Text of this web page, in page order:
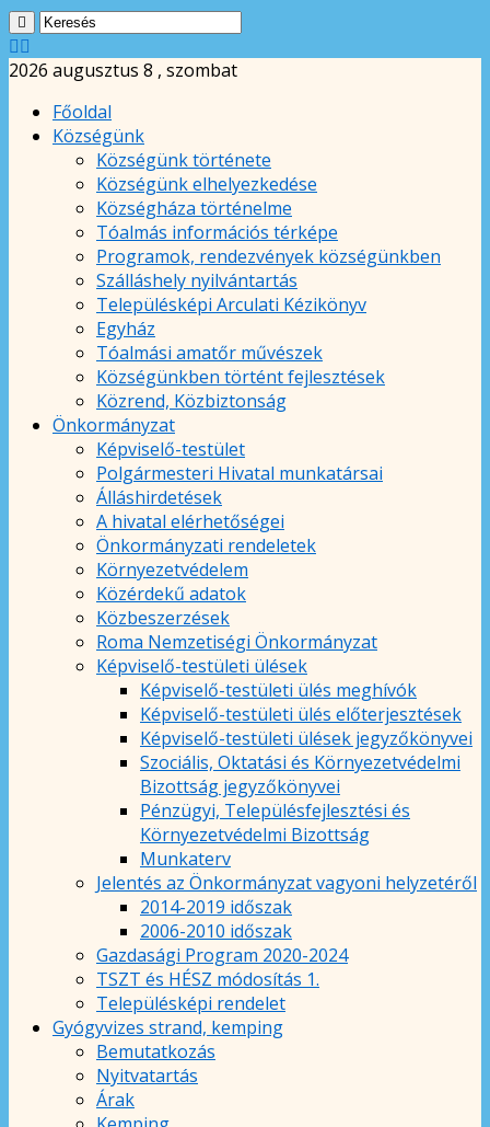
2026 augusztus 8 , szombat
Főoldal
Községünk
Községünk története
Községünk elhelyezkedése
Községháza történelme
Tóalmás információs térképe
Programok, rendezvények községünkben
Szálláshely nyilvántartás
Településképi Arculati Kézikönyv
Egyház
Tóalmási amatőr művészek
Községünkben történt fejlesztések
Közrend, Közbiztonság
Önkormányzat
Képviselő-testület
Polgármesteri Hivatal munkatársai
Álláshirdetések
A hivatal elérhetőségei
Önkormányzati rendeletek
Környezetvédelem
Közérdekű adatok
Közbeszerzések
Roma Nemzetiségi Önkormányzat
Képviselő-testületi ülések
Képviselő-testületi ülés meghívók
Képviselő-testületi ülés előterjesztések
Képviselő-testületi ülések jegyzőkönyvei
Szociális, Oktatási és Környezetvédelmi
Bizottság jegyzőkönyvei
Pénzügyi, Településfejlesztési és
Környezetvédelmi Bizottság
Munkaterv
Jelentés az Önkormányzat vagyoni helyzetéről
2014-2019 időszak
2006-2010 időszak
Gazdasági Program 2020-2024
TSZT és HÉSZ módosítás 1.
Településképi rendelet
Gyógyvizes strand, kemping
Bemutatkozás
Nyitvatartás
Árak